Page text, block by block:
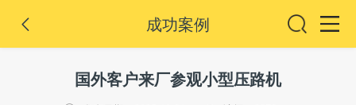
 成功案例
国外客户来厂参观小型压路机